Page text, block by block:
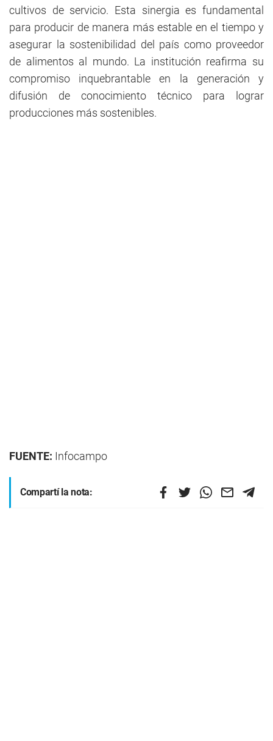
cultivos de servicio. Esta sinergia es fundamental
para producir de manera más estable en el tiempo y
asegurar la sostenibilidad del país como proveedor
de alimentos al mundo. La institución reafirma su
compromiso inquebrantable en la generación y
difusión de conocimiento técnico para lograr
producciones más sostenibles.
FUENTE: Infocampo
Compartí la nota: